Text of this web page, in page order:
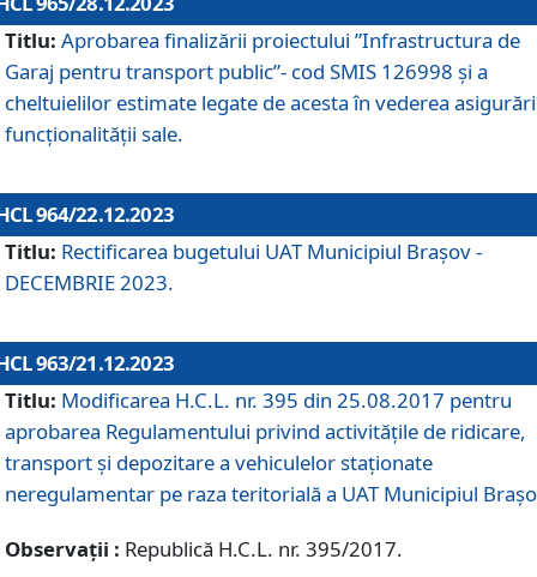
Titlu: Aprobarea finalizării proiectului ”Infrastructura de
Garaj pentru transport public”- cod SMIS 126998 și a
cheltuielilor estimate legate de acesta în vederea
funcționalității sale.
964/22.12.2023
Titlu: Rectificarea bugetului UAT Municipiul Braşov -
DECEMBRIE 2023.
963/21.12.2023
Titlu: Modificarea H.C.L. nr. 395 din 25.08.2017 pentru
aprobarea Regulamentului privind activitățile de ridicare,
transport şi depozitare a vehiculelor staționate
neregulamentar pe raza teritorială a UAT Municipiul
Observații : Republică H.C.L. nr. 395/2017.